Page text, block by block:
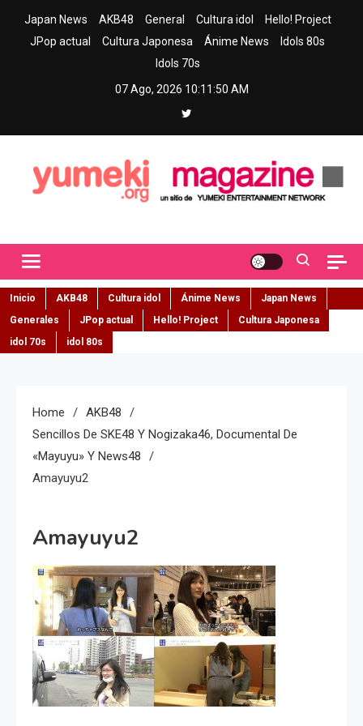
Japan News AKB48 General Cultura idol
Hello! Project
JPop actual
Cultura Japonesa Ánime News
Idols 80s
Idols 70s
07 Ago, 2026 10:11:51 AM
Inicio AKB48 Cultura idol Ánime News
Japan News
Generales
JPop actual Hello! Project
Cultura Japonesa
idol 70s
idol 80s
Home
AKB48
Sencillos De SKE48 Y Nogizaka46, Documental De
«Mayuyu» Y News48
Amayuyu2
Amayuyu2